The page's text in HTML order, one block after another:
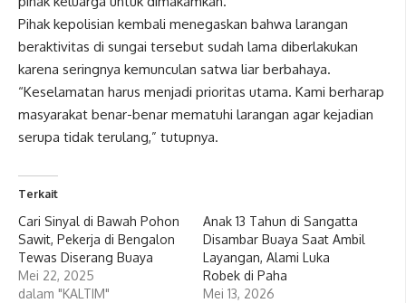
Pihak kepolisian kembali menegaskan bahwa larangan
beraktivitas di sungai tersebut sudah lama diberlakukan
karena seringnya kemunculan satwa liar berbahaya.
“Keselamatan harus menjadi prioritas utama. Kami berharap
masyarakat benar-benar mematuhi larangan agar kejadian
serupa tidak terulang,” tutupnya.
Terkait
Cari Sinyal di Bawah Pohon
Sawit, Pekerja di Bengalon
Tewas Diserang Buaya
Mei 22, 2025
dalam "KALTIM"
Anak 13 Tahun di Sangatta
Disambar Buaya Saat Ambil
Layangan, Alami Luka
Robek di Paha
Mei 13, 2026